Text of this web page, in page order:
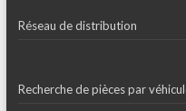
Réseau de distribution
Recherche de pièces par